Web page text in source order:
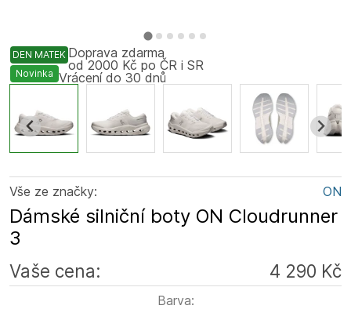
DEN MATEK
Novinka
Vše ze značky: ON
Dámské silniční boty ON Cloudrunner
3
Vaše cena: 4 290 Kč
Barva:
Doprava zdarma
od 2000 Kč po ČR i SR
Vrácení do 30 dnů